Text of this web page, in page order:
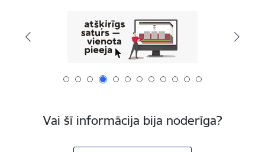
Vai šī informācija bija noderīga?